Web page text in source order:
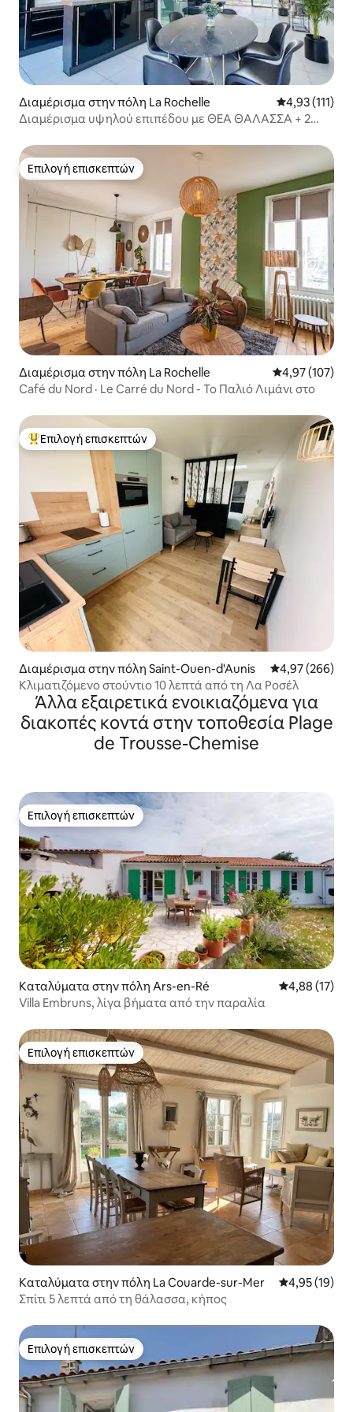
Διαμέρισμα στην πόλη La Rochelle Μέση
4,93 (111)
Διαμέρισμα υψηλού επιπέδου με ΘΕΑ ΘΑΛΑΣΣΑ + 2
Επιλογή επισκεπτών
Επιλογή επισκεπτών
Διαμέρισμα στην πόλη La Rochelle Μέση
4,97 (107)
Café du Nord · Le Carré du Nord - Το Παλιό Λιμάνι στο
Κορυφαία επιλογή επισκεπτών
Επιλογή επισκεπτών
Διαμέρισμα στην πόλη Saint-Ouen-d'Aunis Μέση
4,97 (266)
Κλιματιζόμενο στούντιο 10 λεπτά από τη Λα Ροσέλ
Άλλα εξαιρετικά ενοικιαζόμενα για
διακοπές κοντά στην τοποθεσία Plage
de Trousse-Chemise
Επιλογή επισκεπτών
Επιλογή επισκεπτών
Καταλύματα στην πόλη Ars-en-Ré Μέση
4,88 (17)
Villa Embruns, λίγα βήματα από την παραλία
Επιλογή επισκεπτών
Επιλογή επισκεπτών
Καταλύματα στην πόλη La Couarde-sur-Mer Μέση
4,95 (19)
Σπίτι 5 λεπτά από τη θάλασσα, κήπος
Επιλογή επισκεπτών
Επιλογή επισκεπτών